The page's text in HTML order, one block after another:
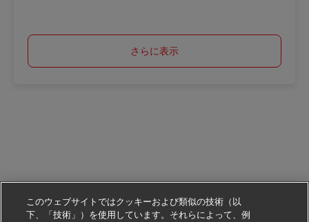
さらに表示
このウェブサイトではクッキーおよび類似の技術（以
下、「技術」）を使用しています。それらによって、例